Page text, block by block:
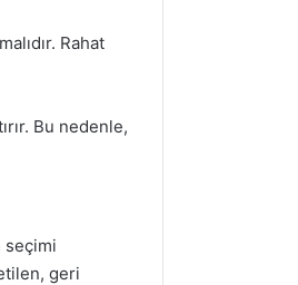
Rahat
Bu nedenle,
seçimi
geri